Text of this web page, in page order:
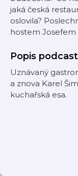
jaká česká
oslovila?
hostem Josefem
Popis
Uznávaný
a znova Karel
kuchařská esa.